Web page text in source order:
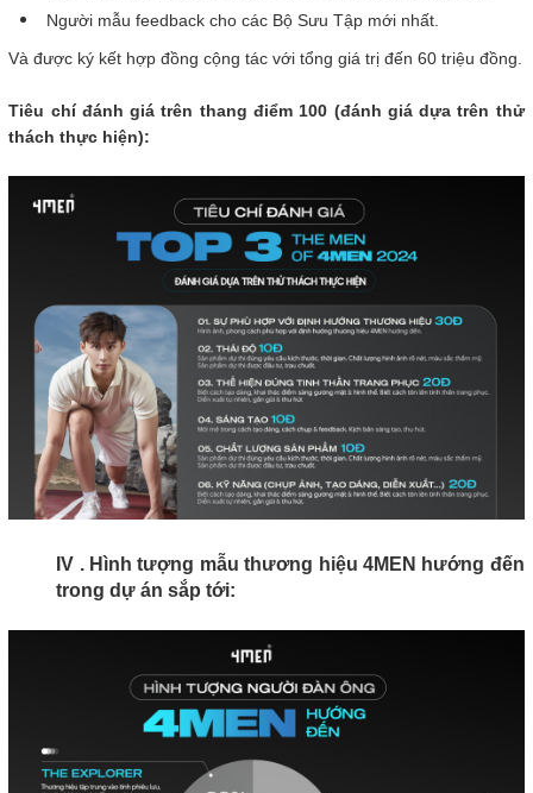
Người mẫu feedback cho các Bộ Sưu Tập mới nhất.
Và được ký kết hợp đồng cộng tác với tổng giá trị đến 60 triệu đồng.
Tiêu chí đánh giá trên thang điểm 100 (đánh giá dựa trên thử
thách thực hiện):
IV . Hình tượng mẫu thương hiệu 4MEN hướng đến
trong dự án sắp tới: